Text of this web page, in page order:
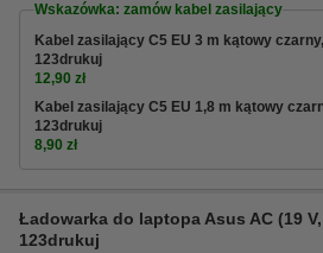
Wskazówka: zamów kabel zasilający
Kabel zasilający C5 EU 3 m kątowy
123drukuj
12,90 zł
Kabel zasilający C5 EU 1,8 m kątowy
123drukuj
8,90 zł
Ładowarka do laptopa Asus AC (19
123drukuj